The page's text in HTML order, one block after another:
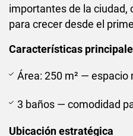
importantes de la ciudad,
para crecer desde el
Características
Área: 250 m² — espacio
3 baños — comodidad
Ubicación estratégica